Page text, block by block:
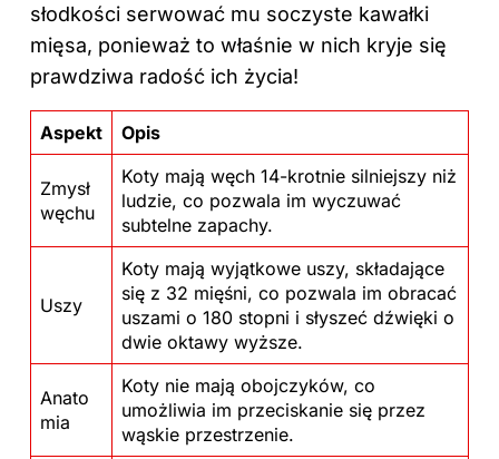
słodkości serwować mu soczyste kawałki
mięsa, ponieważ to właśnie w nich kryje się
prawdziwa radość ich życia!
Aspekt Opis
Zmysł
węchu
Koty mają węch 14-krotnie silniejszy niż
ludzie, co pozwala im wyczuwać
subtelne zapachy.
Uszy
Koty mają wyjątkowe uszy, składające
się z 32 mięśni, co pozwala im obracać
uszami o 180 stopni i słyszeć dźwięki o
dwie oktawy wyższe.
Anato
mia
Koty nie mają obojczyków, co
umożliwia im przeciskanie się przez
wąskie przestrzenie.